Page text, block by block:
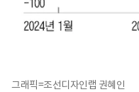
그래픽=조선디자인랩 권혜인